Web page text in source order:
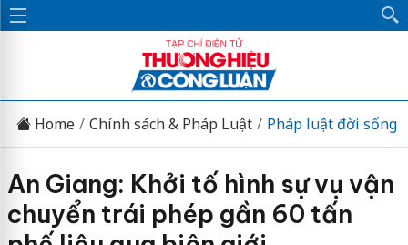
Home Chính sách & Pháp Luật Pháp luật đời sống
An Giang: Khởi tố hình sự vụ vận
chuyển trái phép gần 60 tấn